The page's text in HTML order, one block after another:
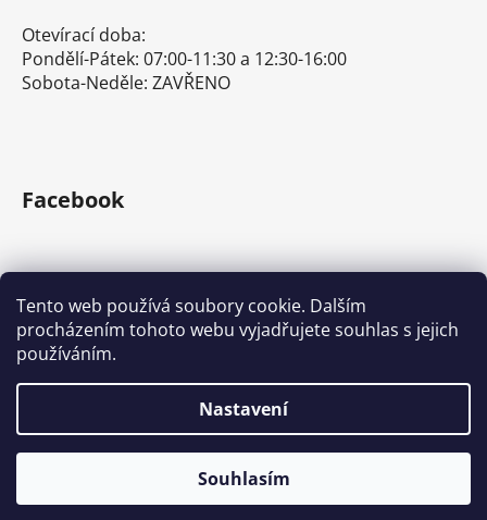
Tento web používá soubory cookie. Dalším
procházením tohoto webu vyjadřujete souhlas s jejich
používáním.
Nastavení
Souhlasím
Otevírací doba:
Pondělí-Pátek: 07:00-11:30 a 12:30-16:00
Sobota-Neděle: ZAVŘENO
Facebook
E-shop s ručním nářadím
Kove Tools s.r.o.
Vytvořil Shoptet
Tona Expert a Facom
vyhrazena.